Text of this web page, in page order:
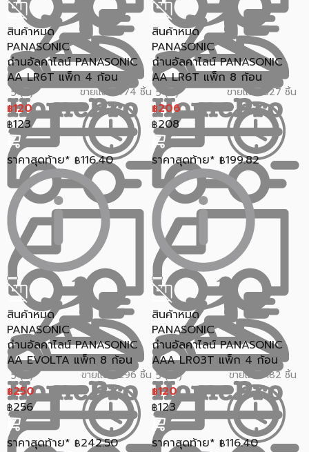
สินค้าหมด
PANASONIC
ถ่านอัลคาไลน์ PANASONIC
AA LR6T แพ็ก 4 ก้อน
5 (8) ขายแล้ว 474 ชิ้น
฿120
฿123
ราคาสุดท้าย* ฿116.40
สินค้าหมด
PANASONIC
ถ่านอัลคาไลน์ PANASONIC
AA LR6T แพ็ก 8 ก้อน
5 (11) ขายแล้ว 327 ชิ้น
฿206
฿208
ราคาสุดท้าย* ฿199.82
สินค้าหมด
PANASONIC
ถ่านอัลคาไลน์ PANASONIC
AA EVOLTA แพ็ก 8 ก้อน
5 (2) ขายแล้ว 296 ชิ้น
฿250
฿256
ราคาสุดท้าย* ฿242.50
สินค้าหมด
PANASONIC
ถ่านอัลคาไลน์ PANASONIC
AAA LR03T แพ็ก 4 ก้อน
5 (10) ขายแล้ว 182 ชิ้น
฿120
฿123
ราคาสุดท้าย* ฿116.40